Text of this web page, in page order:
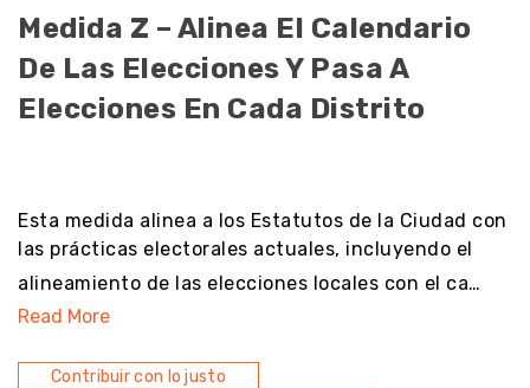
Medida Z – Alinea El Calendario
De Las Elecciones Y Pasa A
Elecciones En Cada Distrito
Esta medida alinea a los Estatutos de la Ciudad con
las prácticas electorales actuales, incluyendo el
alineamiento de las elecciones locales con el ca…
Read More
Contribuir con lo justo